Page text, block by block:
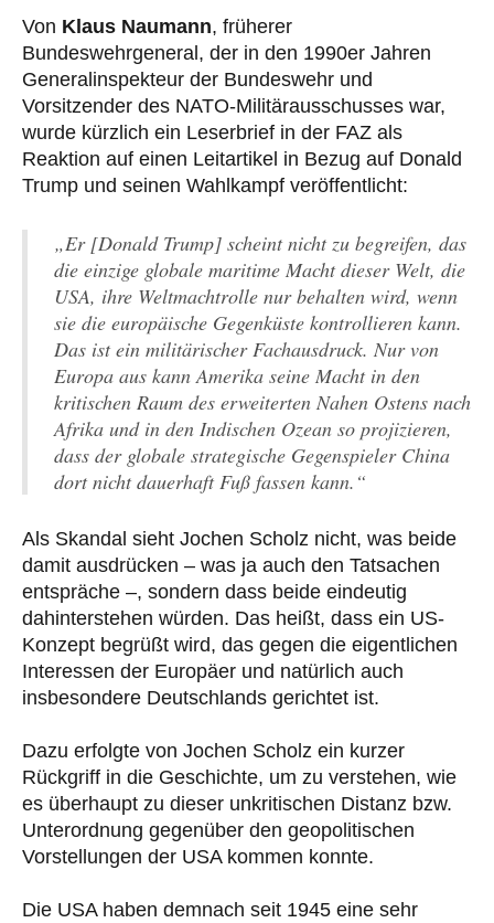
Von Klaus Naumann, früherer
Bundeswehrgeneral, der in den 1990er Jahren
Generalinspekteur der Bundeswehr und
Vorsitzender des NATO-Militärausschusses war,
wurde kürzlich ein Leserbrief in der FAZ als
Reaktion auf einen Leitartikel in Bezug auf Donald
Trump und seinen Wahlkampf veröffentlicht:
„Er [Donald Trump] scheint nicht zu begreifen, das
die einzige globale maritime Macht dieser Welt, die
USA, ihre Weltmachtrolle nur behalten wird, wenn
sie die europäische Gegenküste kontrollieren kann.
Das ist ein militärischer Fachausdruck. Nur von
Europa aus kann Amerika seine Macht in den
kritischen Raum des erweiterten Nahen Ostens nach
Afrika und in den Indischen Ozean so projizieren,
dass der globale strategische Gegenspieler China
dort nicht dauerhaft Fuß fassen kann.“
Als Skandal sieht Jochen Scholz nicht, was beide
damit ausdrücken – was ja auch den Tatsachen
entspräche –, sondern dass beide eindeutig
dahinterstehen würden. Das heißt, dass ein US-
Konzept begrüßt wird, das gegen die eigentlichen
Interessen der Europäer und natürlich auch
insbesondere Deutschlands gerichtet ist.
Dazu erfolgte von Jochen Scholz ein kurzer
Rückgriff in die Geschichte, um zu verstehen, wie
es überhaupt zu dieser unkritischen Distanz bzw.
Unterordnung gegenüber den geopolitischen
Vorstellungen der USA kommen konnte.
Die USA haben demnach seit 1945 eine sehr